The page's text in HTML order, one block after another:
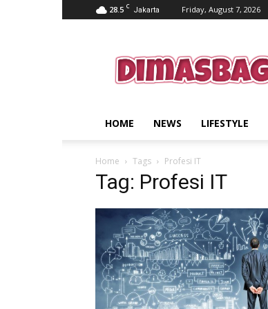
28.5 C Jakarta Friday, August 7, 2026
HOME NEWS LIFESTYLE
Home Tags Profesi IT
Tag: Profesi IT